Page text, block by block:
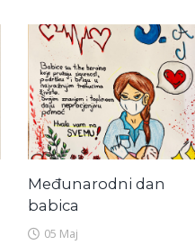
Međunarodni dan
babica
05 Maj